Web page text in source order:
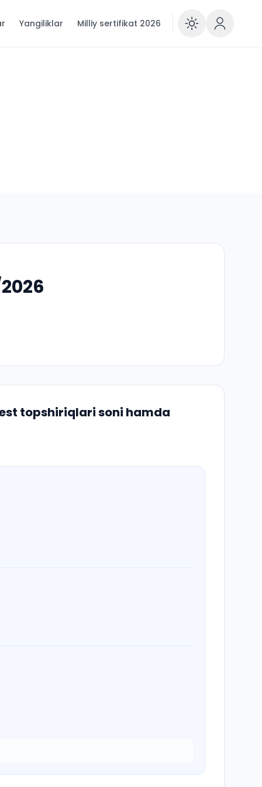
Yangiliklar Milliy sertifikat 2026
topshiriqlari soni hamda